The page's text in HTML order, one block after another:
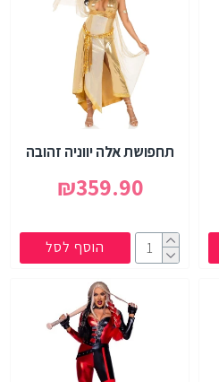
תחפושת אלה יווניה זהובה
₪359.90
הוסף לסל